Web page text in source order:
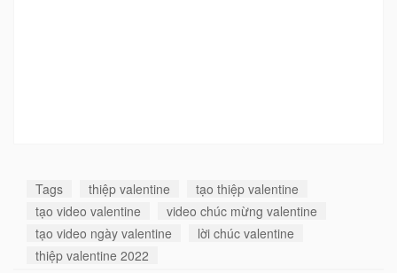
Tags thiệp valentine
tạo thiệp valentine
tạo video valentine
video chúc mừng valentine
tạo video ngày valentine
lời chúc valentine
thiệp valentine 2022